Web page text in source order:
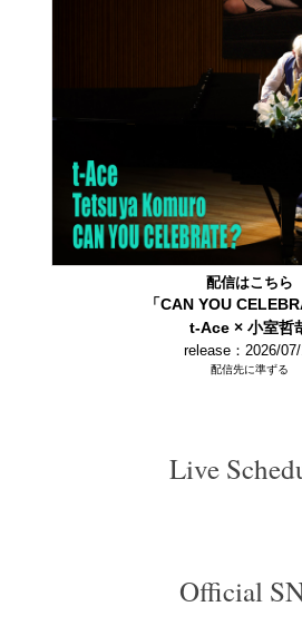
配信はこちら
「CAN YOU
t-Ace × 小室哲
release：2026/
配信先に準ずる
Live
Official